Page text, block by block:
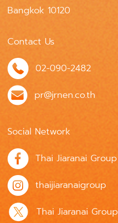
Bangkok 10120
Contact Us
02-090-2482
pr@jrnen.co.th
Social Network
Thai Jiaranai Group
thaijiaranaigroup
Thai Jiaranai Group